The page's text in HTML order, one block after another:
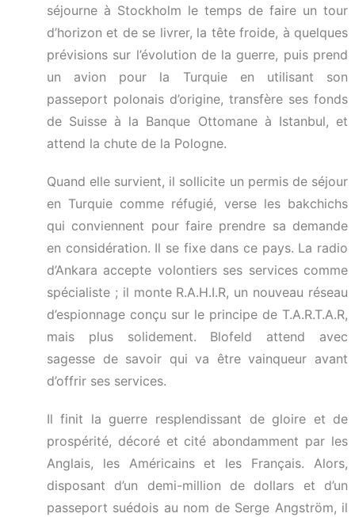
séjourne à Stockholm le temps de faire un tour
d’horizon et de se livrer, la tête froide, à quelques
prévisions sur l’évolution de la guerre, puis prend
un avion pour la Turquie en utilisant son
passeport polonais d’origine, transfère ses fonds
de Suisse à la Banque Ottomane à Istanbul, et
attend la chute de la Pologne.
Quand elle survient, il sollicite un permis de séjour
en Turquie comme réfugié, verse les bakchichs
qui conviennent pour faire prendre sa demande
en considération. Il se fixe dans ce pays. La radio
d’Ankara accepte volontiers ses services comme
spécialiste ; il monte R.A.H.I.R, un nouveau réseau
d’espionnage conçu sur le principe de T.A.R.T.A.R,
mais plus solidement. Blofeld attend avec
sagesse de savoir qui va être vainqueur avant
d’offrir ses services.
Il finit la guerre resplendissant de gloire et de
prospérité, décoré et cité abondamment par les
Anglais, les Américains et les Français. Alors,
disposant d’un demi-million de dollars et d’un
passeport suédois au nom de Serge Angström, il